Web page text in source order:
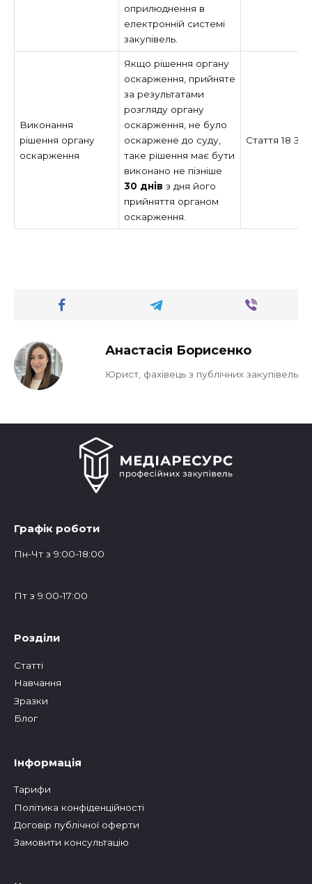
оприлюднення в
електронній системі
закупівель.
Виконання
рішення органу
оскарження
Якщо рішення органу
оскарження, прийняте
за результатами
розгляду органу
оскарження, не було
оскаржене до суду,
таке рішення має бути
виконано не пізніше
30 днів з дня його
прийняття органом
оскарження.
Стаття 18
Анастасія Борисенко
Юрист, фахівець з публічних закупівель
Графік роботи
Пн-Чт з 9:00-18:00
Пт з 9:00-17:00
Розділи
Статтi
Навчання
Зразки
Блог
Інформація
Тарифи
Політика конфіденційності
Договір публічної оферти
Замовити консультацію